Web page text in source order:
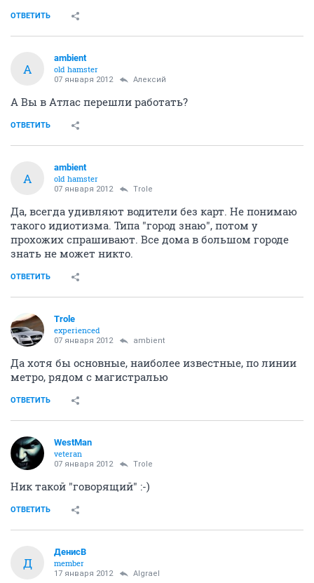
ОТВЕТИТЬ
A
ambient
old hamster
07 января 2012 Алексий
А Вы в Атлас перешли работать?
ОТВЕТИТЬ
A
ambient
old hamster
07 января 2012 Trole
Да, всегда удивляют водители без карт. Не понимаю
такого идиотизма. Типа "город знаю", потом у
прохожих спрашивают. Все дома в большом городе
знать не может никто.
ОТВЕТИТЬ
Trole
experienced
07 января 2012 ambient
Да хотя бы основные, наиболее известные, по линии
метро, рядом с магистралью
ОТВЕТИТЬ
WestMan
veteran
07 января 2012 Trole
Ник такой "говорящий" :-)
ОТВЕТИТЬ
Д
ДенисВ
member
17 января 2012 Algrael